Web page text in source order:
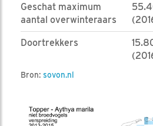
Geschat maximum
aantal overwinteraars
Doortrekkers
Bron: sovon.nl